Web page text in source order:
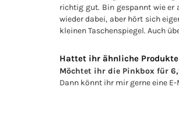
richtig gut. Bin gespannt wie
wieder dabei, aber hört sich
kleinen Taschenspiegel. Auch
Hattet ihr ähnliche
Möchtet ihr die Pinkbox für
Dann könnt ihr mir gerne eine